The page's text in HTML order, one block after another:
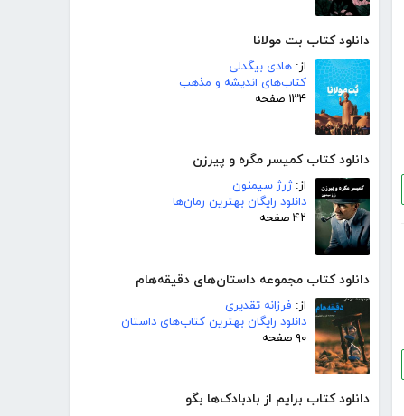
دانلود کتاب بت مولانا
از: هادی بیگدلی
کتاب‌های اندیشه و مذهب
۱۳۴ صفحه
دانلود کتاب کمیسر مگره و پیرزن
از:ژرژ سیمنون
دانلود رایگان بهترین رمان‌ها
۴۲ صفحه
دانلود کتاب مجموعه داستان‌های دقیقه‌هام
از: فرزانه تقدیری
دانلود رایگان بهترین کتاب‌های داستان
۹۰ صفحه
دانلود کتاب برایم از بادبادک‌ها بگو